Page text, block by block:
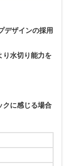
デザインの採用
り水切り能力を
クに感じる場合